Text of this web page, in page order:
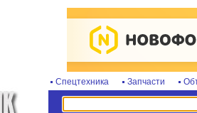
Спецтехника Запчасти